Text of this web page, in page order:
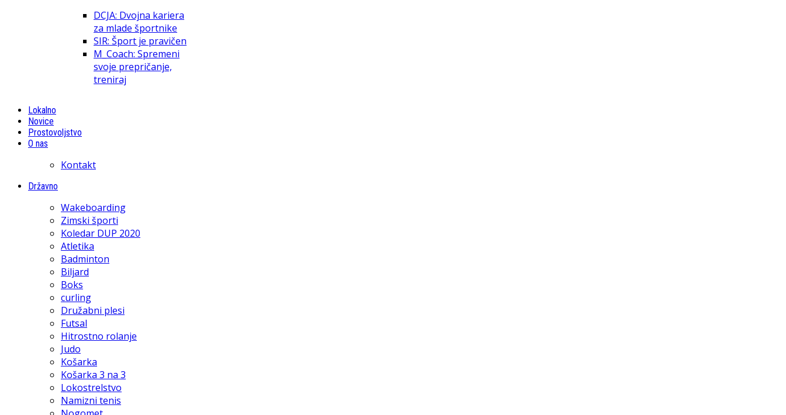
DCJA: Dvojna kariera
za mlade športnike
SIR: Šport je pravičen
M_Coach: Spremeni
svoje prepričanje,
treniraj
Lokalno
Novice
Prostovoljstvo
O nas
Kontakt
Državno
Wakeboarding
Zimski športi
Koledar DUP 2020
Atletika
Badminton
Biljard
Boks
curling
Družabni plesi
Futsal
Hitrostno rolanje
Judo
Košarka
Košarka 3 na 3
Lokostrelstvo
Namizni tenis